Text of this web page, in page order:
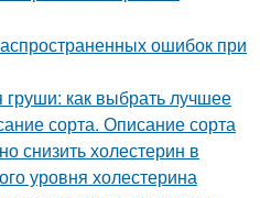
ошибок при
как выбрать лучшее
сорта. Описание сорта
снизить холестерин в
уровня холестерина